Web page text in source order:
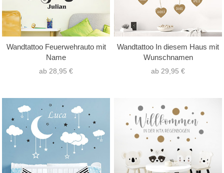
Wandtattoo Feuerwehrauto mit
Name
ab 28,95 €
Wandtattoo In diesem Haus mit
Wunschnamen
ab 29,95 €